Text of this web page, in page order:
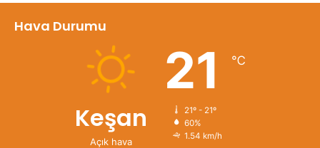
Hava Durumu
Keşan
Açık hava
21 ℃
21º - 21º
60%
1.54 km/h